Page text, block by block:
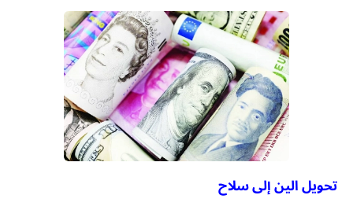
تحويل الين إلى سلاح